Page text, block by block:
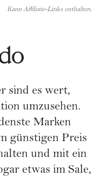
Kann Affiliate-Links enthalten.
sind es wert,
umzusehen.
Marken
günstigen Preis
und mit ein
etwas im Sale,